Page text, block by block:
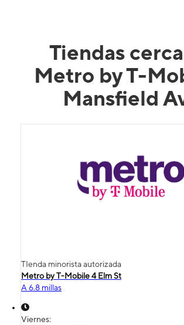
Tiendas
Metro by T-
Mansfield
TIenda minorista autorizada
Metro by T-Mobile 4 Elm St
A 6.8 millas
Viernes: